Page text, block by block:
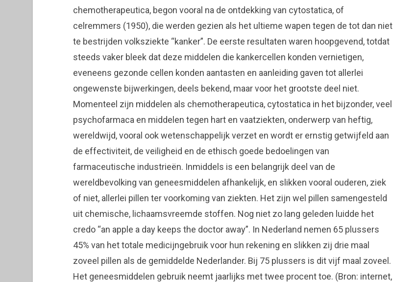
chemotherapeutica, begon vooral na de ontdekking van cytostatica, of
celremmers (1950), die werden gezien als het ultieme wapen tegen de tot dan niet
te bestrijden volksziekte “kanker”. De eerste resultaten waren hoopgevend, totdat
steeds vaker bleek dat deze middelen die kankercellen konden vernietigen,
eveneens gezonde cellen konden aantasten en aanleiding gaven tot allerlei
ongewenste bijwerkingen, deels bekend, maar voor het grootste deel niet.
Momenteel zijn middelen als chemotherapeutica, cytostatica in het bijzonder, veel
psychofarmaca en middelen tegen hart en vaatziekten, onderwerp van heftig,
wereldwijd, vooral ook wetenschappelijk verzet en wordt er ernstig getwijfeld aan
de effectiviteit, de veiligheid en de ethisch goede bedoelingen van
farmaceutische industrieën. Inmiddels is een belangrijk deel van de
wereldbevolking van geneesmiddelen afhankelijk, en slikken vooral ouderen, ziek
of niet, allerlei pillen ter voorkoming van ziekten. Het zijn wel pillen samengesteld
uit chemische, lichaamsvreemde stoffen. Nog niet zo lang geleden luidde het
credo “an apple a day keeps the doctor away”. In Nederland nemen 65 plussers
45% van het totale medicijngebruik voor hun rekening en slikken zij drie maal
zoveel pillen als de gemiddelde Nederlander. Bij 75 plussers is dit vijf maal zoveel.
Het geneesmiddelen gebruik neemt jaarlijks met twee procent toe. (Bron: internet,